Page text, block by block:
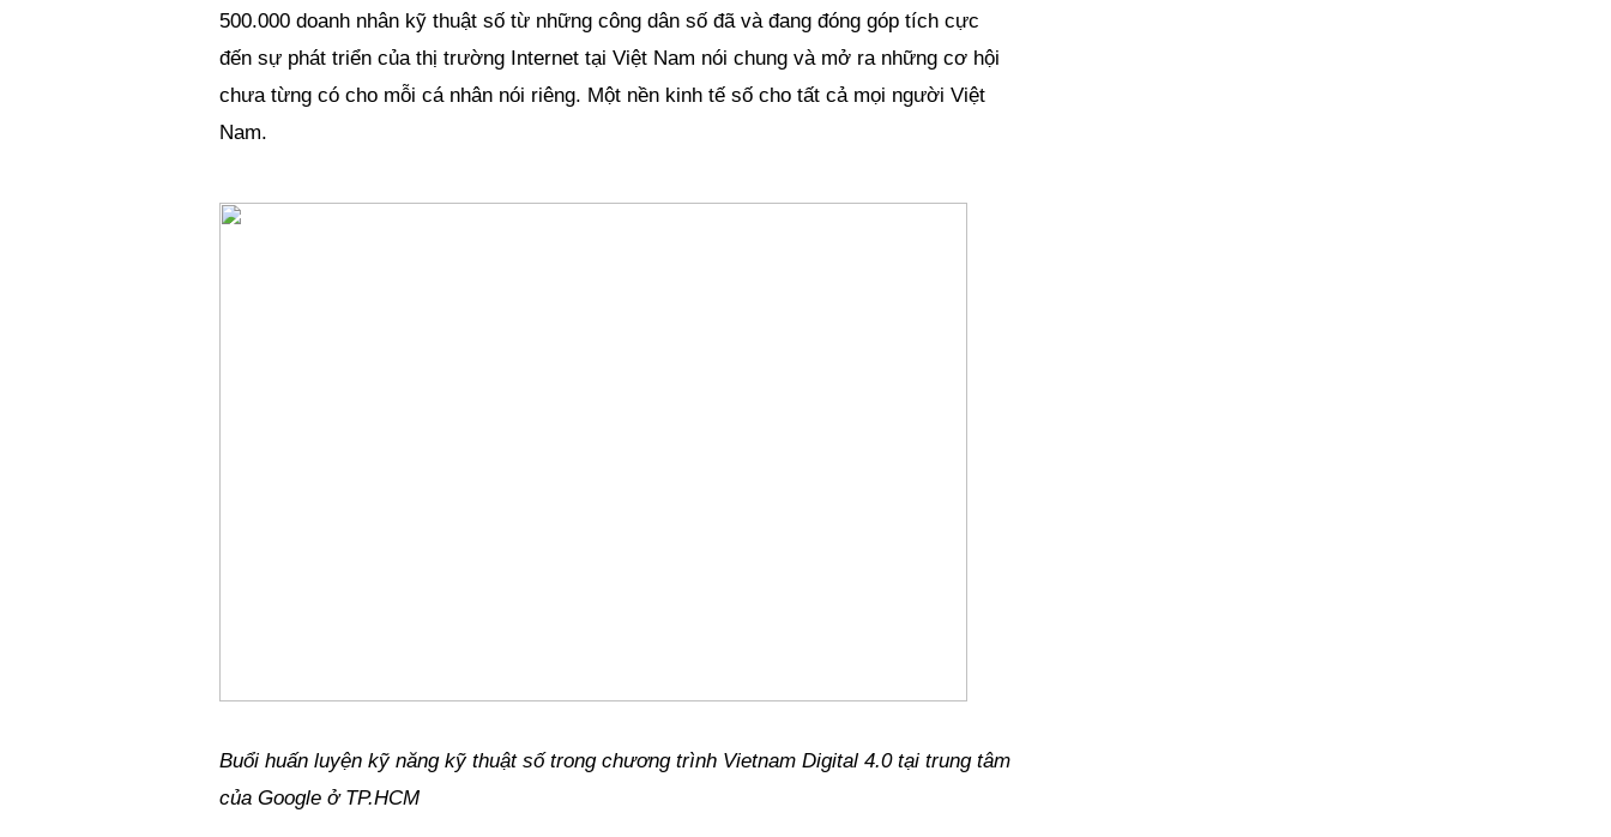
500.000 doanh nhân kỹ thuật số từ những công dân số đã và đang đóng góp tích cực
đến sự phát triển của thị trường Internet tại Việt Nam nói chung và mở ra những cơ hội
chưa từng có cho mỗi cá nhân nói riêng. Một nền kinh tế số cho tất cả mọi người Việt
Nam.
Buổi huấn luyện kỹ năng kỹ thuật số trong chương trình Vietnam Digital 4.0 tại trung tâm
của Google ở TP.HCM